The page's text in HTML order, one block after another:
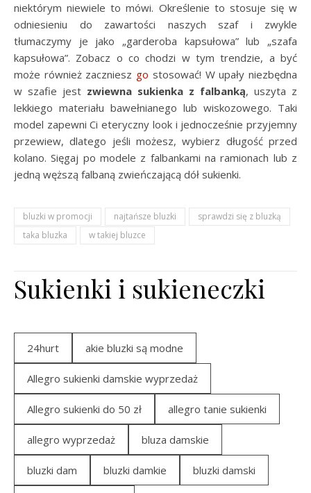
niektórym niewiele to mówi. Określenie to stosuje się w
odniesieniu do zawartości naszych szaf i zwykle
tłumaczymy je jako „garderoba kapsułowa” lub „szafa
kapsułowa”. Zobacz o co chodzi w tym trendzie, a być
może również zaczniesz go stosować! W upały niezbędna
w szafie jest zwiewna sukienka z falbanką, uszyta z
lekkiego materiału bawełnianego lub wiskozowego. Taki
model zapewni Ci eteryczny look i jednocześnie przyjemny
przewiew, dlatego jeśli możesz, wybierz długość przed
kolano. Sięgaj po modele z falbankami na ramionach lub z
jedną węższą falbaną zwieńczającą dół sukienki.
bluzki w promocji najtańsze bluzki
sprawdzi się z bluzką
taka bluzka
w takiej bluzce
Sukienki i sukieneczki
24hurt akie bluzki są modne
Allegro sukienki damskie wyprzedaż
Allegro sukienki do 50 zł allegro tanie sukienki
allegro wyprzedaż bluza damskie
bluzki dam bluzki damkie bluzki damski